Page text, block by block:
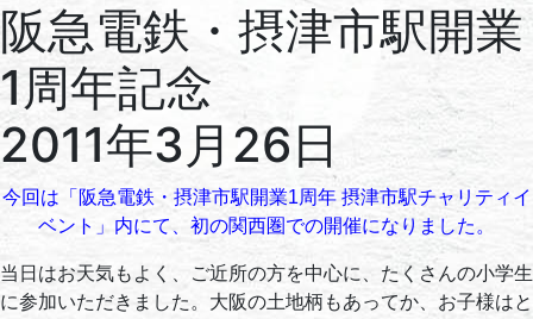
阪急電鉄・摂津市駅開業
1周年記念
2011年3月26日
今回は「阪急電鉄・摂津市駅開業1周年 摂津市駅チャリティイ
ベント」内にて、初の関西圏での開催になりました。
当日はお天気もよく、ご近所の方を中心に、たくさんの小学生
に参加いただきました。大阪の土地柄もあってか、お子様はと